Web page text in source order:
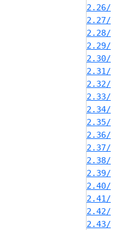
2.26/
2.27/
2.28/
2.29/
2.30/
2.31/
2.32/
2.33/
2.34/
2.35/
2.36/
2.37/
2.38/
2.39/
2.40/
2.41/
2.42/
2.43/